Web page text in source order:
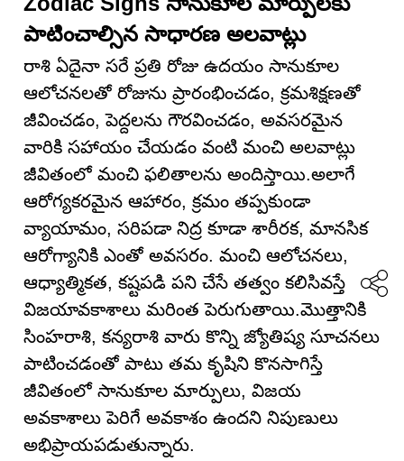
పాటించాల్సిన సాధారణ అలవాట్లు
రాశి ఏదైనా సరే ప్రతి రోజు ఉదయం సానుకూల
ఆలోచనలతో రోజును ప్రారంభించడం, క్రమశిక్షణతో
జీవించడం, పెద్దలను గౌరవించడం, అవసరమైన
వారికి సహాయం చేయడం వంటి మంచి అలవాట్లు
జీవితంలో మంచి ఫలితాలను అందిస్తాయి.అలాగే
ఆరోగ్యకరమైన ఆహారం, క్రమం తప్పకుండా
వ్యాయామం, సరిపడా నిద్ర కూడా శారీరక, మానసిక
ఆరోగ్యానికి ఎంతో అవసరం. మంచి ఆలోచనలు,
ఆధ్యాత్మికత, కష్టపడి పని చేసే తత్వం కలిసివస్తే
విజయావకాశాలు మరింత పెరుగుతాయి.మొత్తానికి
సింహరాశి, కన్యరాశి వారు కొన్ని జ్యోతిష్య సూచనలు
పాటించడంతో పాటు తమ కృషిని కొనసాగిస్తే
జీవితంలో సానుకూల మార్పులు, విజయ
అవకాశాలు పెరిగే అవకాశం ఉందని నిపుణులు
అభిప్రాయపడుతున్నారు.